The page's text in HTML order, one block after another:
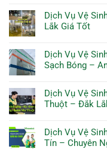
Dịch Vụ Vệ
Lắk Giá Tốt
Dịch Vụ Vệ
Sạch Bóng –
Dịch Vụ Vệ
Thuột – Đắk
Dịch Vụ Vệ
Tín – Chuyên